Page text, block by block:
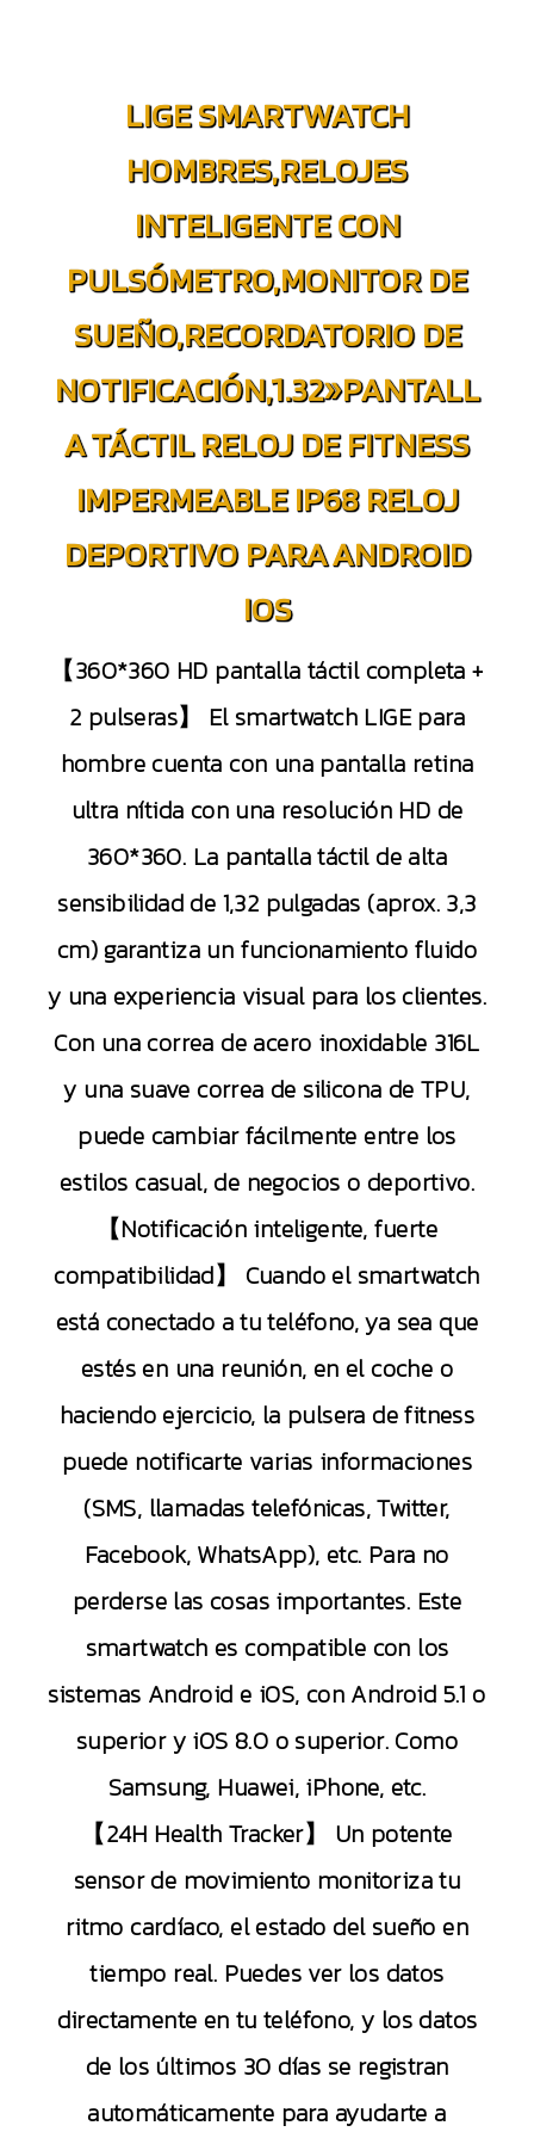
LIGE SMARTWATCH
HOMBRES,RELOJES
INTELIGENTE CON
PULSÓMETRO,MONITOR DE
SUEÑO,RECORDATORIO DE
NOTIFICACIÓN,1.32»PANTALL
A TÁCTIL RELOJ DE FITNESS
IMPERMEABLE IP68 RELOJ
DEPORTIVO PARA ANDROID
IOS
【360*360 HD pantalla táctil completa +
2 pulseras】 El smartwatch LIGE para
hombre cuenta con una pantalla retina
ultra nítida con una resolución HD de
360*360. La pantalla táctil de alta
sensibilidad de 1,32 pulgadas (aprox. 3,3
cm) garantiza un funcionamiento fluido
y una experiencia visual para los clientes.
Con una correa de acero inoxidable 316L
y una suave correa de silicona de TPU,
puede cambiar fácilmente entre los
estilos casual, de negocios o deportivo.
【Notificación inteligente, fuerte
compatibilidad】 Cuando el smartwatch
está conectado a tu teléfono, ya sea que
estés en una reunión, en el coche o
haciendo ejercicio, la pulsera de fitness
puede notificarte varias informaciones
(SMS, llamadas telefónicas, Twitter,
Facebook, WhatsApp), etc. Para no
perderse las cosas importantes. Este
smartwatch es compatible con los
sistemas Android e iOS, con Android 5.1 o
superior y iOS 8.0 o superior. Como
Samsung, Huawei, iPhone, etc.
【24H Health Tracker】 Un potente
sensor de movimiento monitoriza tu
ritmo cardíaco, el estado del sueño en
tiempo real. Puedes ver los datos
directamente en tu teléfono, y los datos
de los últimos 30 días se registran
automáticamente para ayudarte a